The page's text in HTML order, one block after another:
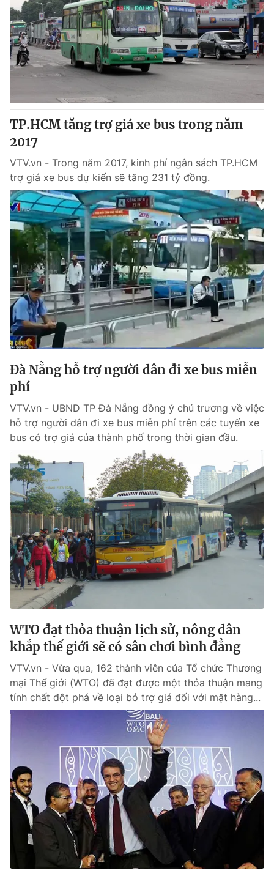
VTV Sức khoẻ Bất động sản
Thị trường 24h Tấm lòng Việt
VTV4 Vươn mình bằng AI
VTV9
Liên hệ tòa soạn English
THỜI BÁO VTV
Theo dõi báo trên
Cơ quan chủ quản: Đài Truyền hình Việt Nam
Cơ quan báo chí:Thời báo VTV
Giấy phép hoạt động báo in và báo điện tử số 483/GP-BTTTT
cấp ngày 29/12/2023
Tổng Biên tập:Vũ Thanh Thủy
Phó Tổng Biên tập:
Tổng đài VTV:
024.38 355 931 - 024.38 355 932
Ðiện thoại Thời báo VTV:024.66 897 897
Liên hệ quảng cáo:
024-7300.7108
® Cấm sao chép dưới mọi hình thức nếu không có sự chấp
thuận bằng văn bản. Ghi rõ nguồn VTV.vn khi phát hành lại
thông tin từ website này.
TP.HCM tăng trợ giá xe bus trong năm
2017
VTV.vn - Trong năm 2017, kinh phí ngân sách TP.HCM
trợ giá xe bus dự kiến sẽ tăng 231 tỷ đồng.
Đà Nẵng hỗ trợ người dân đi xe bus miễn
phí
VTV.vn - UBND TP Đà Nẵng đồng ý chủ trương về việc
hỗ trợ người dân đi xe bus miễn phí trên các tuyến xe
bus có trợ giá của thành phố trong thời gian đầu.
WTO đạt thỏa thuận lịch sử, nông dân
khắp thế giới sẽ có sân chơi bình đẳng
VTV.vn - Vừa qua, 162 thành viên của Tổ chức Thương
mại Thế giới (WTO) đã đạt được một thỏa thuận mang
tính chất đột phá về loại bỏ trợ giá đối với mặt hàng...